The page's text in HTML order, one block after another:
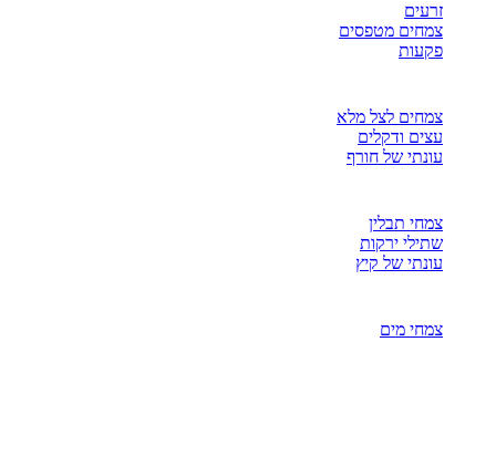
זרעים
צמחים מטפסים
פקעות
צמחים לצל מלא
עצים ודקלים
עונתי של חורף
צמחי תבלין
שתילי ירקות
עונתי של קיץ
צמחי מים